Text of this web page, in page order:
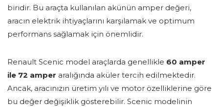
biridir. Bu araçta kullanılan akünün amper değeri,
aracın elektrik ihtiyaçlarını karşılamak ve optimum
performans sağlamak için önemlidir.
Renault Scenic model araçlarda genellikle 60 amper
ile 72 amper aralığında aküler tercih edilmektedir.
Ancak, aracınızın üretim yılı ve motor özelliklerine göre
bu değer değişiklik gösterebilir. Scenic modelinin